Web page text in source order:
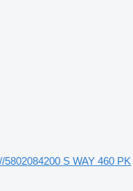
5802084200 S WAY 460 PK